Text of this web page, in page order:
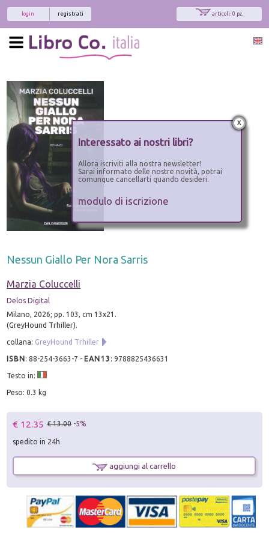
articoli: 0 pz.
registrati
login
Nessun Giallo Per Nora Sarris
Marzia Coluccelli
Delos Digital
Milano, 2026; pp. 103, cm 13x21.
(GreyHound Trhiller).
collana: GreyHound Trhiller
ISBN:88-254-3663-7 - EAN13 :9788825436631
Testo in:
Peso: 0.3 kg
€ 12.35 € 13.00 -5%
spedito in 24h
aggiungi al carrello
x
Interessato ai nostri libri?
Allora iscriviti alla nostra newsletter!
Sarai informato delle nostre novità, potrai
comunque cancellarti quando desideri.
modulo di iscrizione